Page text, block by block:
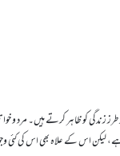
زندگی کو ظاہر کرتے ہیں۔ مرد و
لیکن اس کے علاہ بھی اس کی کئی